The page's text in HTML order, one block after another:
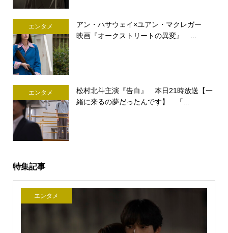
エンタメ
アン・ハサウェイ×ユアン・マクレガー
映画『オークストリートの異変』 ...
エンタメ
松村北斗主演『告白』 本日21時放送【一
緒に来るの夢だったんです】 「...
特集記事
エンタメ